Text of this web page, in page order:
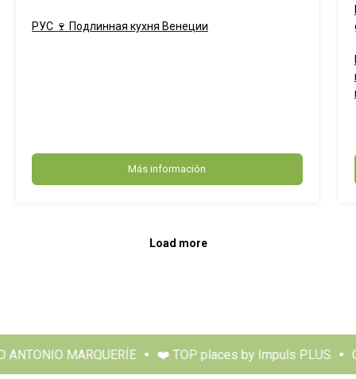
РУС 🍷 Подлинная кухня Венеции
Más información
Load more
MARQUERÍE ❤️ TOP places by Impuls PLUS